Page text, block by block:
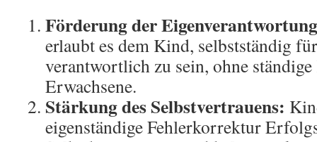
Förderung der
erlaubt es dem Kind, selbstständig
verantwortlich zu sein, ohne
Erwachsene.
Stärkung des Selbstvertrauens:
eigenständige Fehlerkorrektur